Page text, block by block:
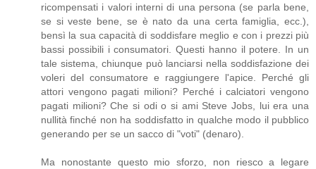
ricompensati i valori interni di una persona (se parla bene,
se si veste bene, se è nato da una certa famiglia, ecc.),
bensì la sua capacità di soddisfare meglio e con i prezzi più
bassi possibili i consumatori. Questi hanno il potere. In un
tale sistema, chiunque può lanciarsi nella soddisfazione dei
voleri del consumatore e raggiungere l'apice. Perché gli
attori vengono pagati milioni? Perché i calciatori vengono
pagati milioni? Che si odi o si ami Steve Jobs, lui era una
nullità finché non ha soddisfatto in qualche modo il pubblico
generando per se un sacco di "voti" (denaro).
Ma nonostante questo mio sforzo, non riesco a legare